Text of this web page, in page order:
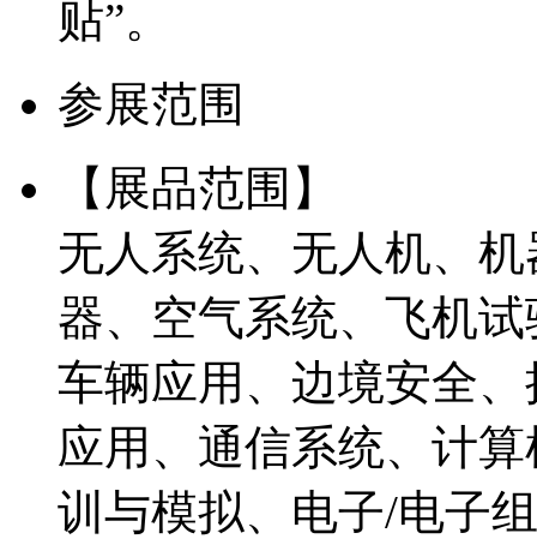
贴”。
参展范围
【展品范围】
无人系统、无人机、
器、空气系统、飞机
车辆应用、边境安全
应用、通信系统、计
训与模拟、电子/电子